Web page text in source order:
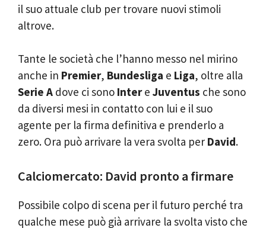
il suo attuale club per trovare nuovi stimoli
altrove.
Tante le società che l’hanno messo nel mirino
anche in Premier, Bundesliga e Liga, oltre alla
Serie A dove ci sono Intere Juventus che sono
da diversi mesi in contatto con lui e il suo
agente per la firma definitiva e prenderlo a
zero. Ora può arrivare la vera svolta per David.
Calciomercato: David pronto a firmare
Possibile colpo di scena per il futuro perché tra
qualche mese può già arrivare la svolta visto che